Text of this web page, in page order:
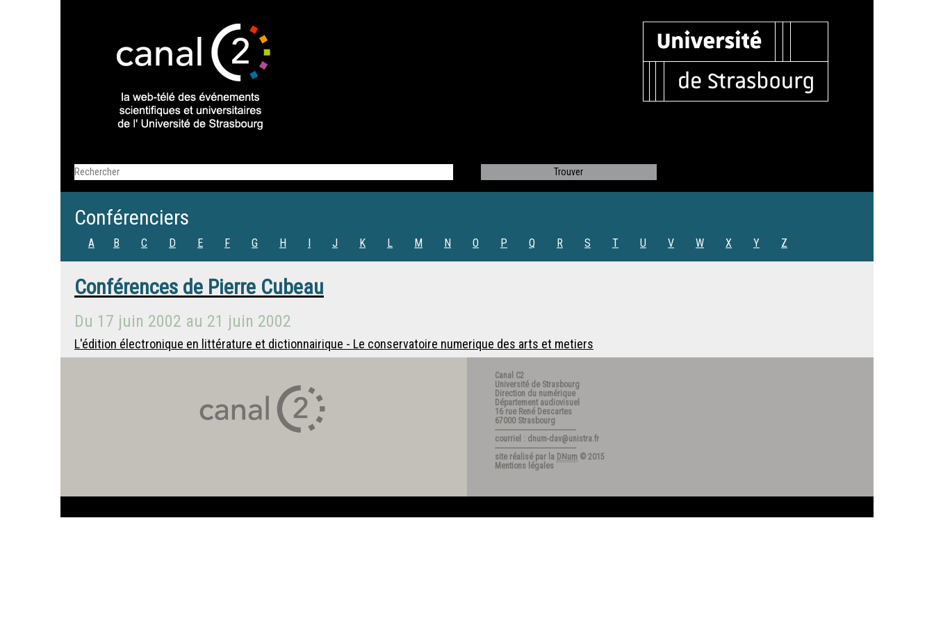
Conférenciers
A B C D E F G H I J K L M N O P Q R S T U V W X Y Z
Conférences de Pierre Cubeau
Du 17 juin 2002 au 21 juin 2002
L'édition électronique en littérature et dictionnairique - Le conservatoire numerique des arts et metiers
Canal C2
Université de Strasbourg
Direction du numérique
Département audiovisuel
16 rue René Descartes
67000 Strasbourg
---------------------------------------
courriel : dnum-dav@unistra.fr
---------------------------------------
site réalisé par la DNum © 2015
Mentions légales